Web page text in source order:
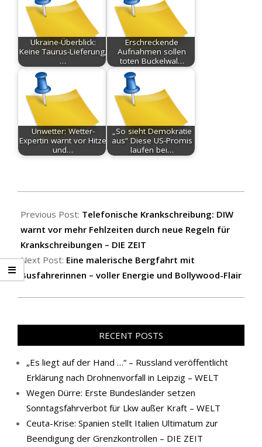
Ukraine-Überblick:
Keine Taurus-Lieferung,
…
Erschreckende
Aufnahmen sollen
toten Buckelwal…
Unwetter: Wetter-
Expertin warnt vor Hitze
und…
„So sieht Demokratie
aus“ Diese US-Promis
laufen bei…
07-
04
Previous Post: Telefonische Krankschreibung: DIW
warnt vor mehr Fehlzeiten durch neue Regeln für
Krankschreibungen – DIE ZEIT
Next Post: Eine malerische Bergfahrt mit
Busfahrerinnen – voller Energie und Bollywood-Flair
RECENT POSTS
„Es liegt auf der Hand …“ – Russland veröffentlicht
Erklärung nach Drohnenvorfall in Leipzig – WELT
Wegen Dürre: Erste Bundesländer setzen
Sonntagsfahrverbot für Lkw außer Kraft – WELT
Ceuta-Krise: Spanien stellt Italien Ultimatum zur
Beendigung der Grenzkontrollen – DIE ZEIT